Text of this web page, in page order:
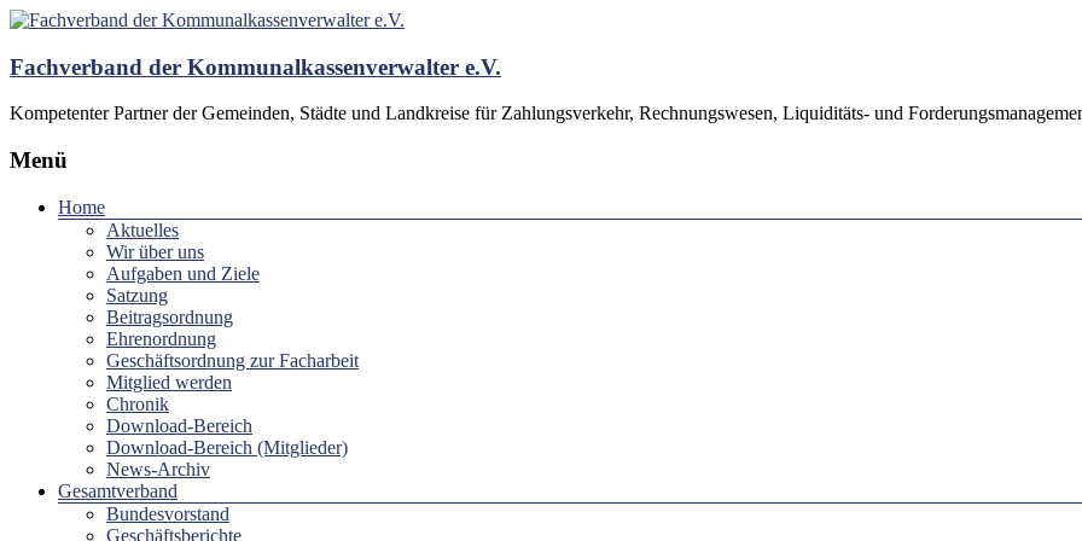
Fachverband der Kommunalkassenverwalter e.V.
Kompetenter Partner der Gemeinden, Städte und Landkreise für Zahlungsverkehr, Rechnungswesen, Liquiditäts- und
Menü
Home
Aktuelles
Wir über uns
Aufgaben und Ziele
Satzung
Beitragsordnung
Ehrenordnung
Geschäftsordnung zur Facharbeit
Mitglied werden
Chronik
Download-Bereich
Download-Bereich (Mitglieder)
News-Archiv
Gesamtverband
Bundesvorstand
Geschäftsberichte